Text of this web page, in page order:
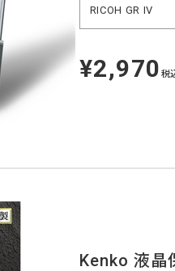
RICOH GR IV
定
価
¥2,970 税
Kenko 液晶